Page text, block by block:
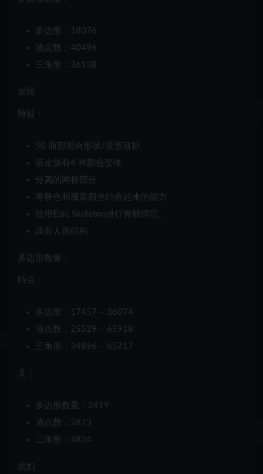
多边形：18076
顶点数：40496
三角形：36138
农民
特征：
50 面部混合形状/变形目标
该皮肤有 4 种颜色变体
分离的网格部分
将肤色和服装颜色结合起来的能力
使用 Epic Skeleton 进行骨骼绑定。
具有 人形结构
多边形数量：
特点：
多边形：17457 – 36074
顶点数：25529 – 65918
三角形：34896 – 65717
叉：
多边形数量：2419
顶点数：2873
三角形：4824
农妇